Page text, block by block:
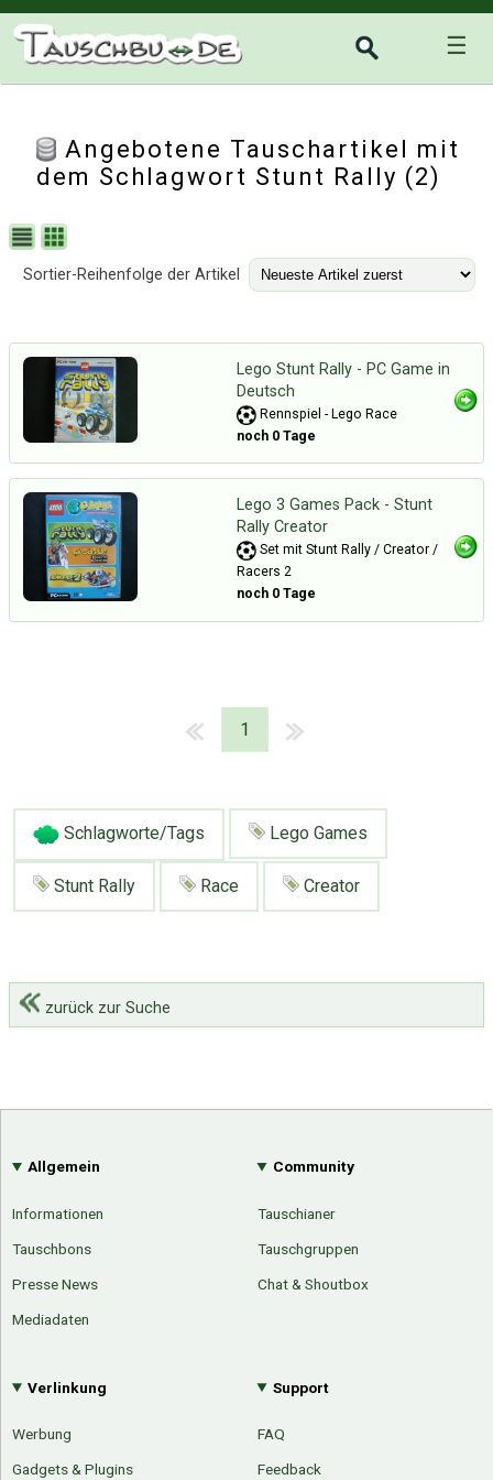
☰
Angebotene Tauschartikel mit
dem Schlagwort Stunt Rally (2)
Sortier-Reihenfolge der Artikel
Lego Stunt Rally - PC Game in
Deutsch
Rennspiel - Lego Race
noch 0 Tage
Lego 3 Games Pack - Stunt
Rally Creator
Set mit Stunt Rally / Creator /
Racers 2
noch 0 Tage
1
Schlagworte/Tags Lego Games
Stunt Rally Race Creator
zurück zur Suche
Allgemein
Informationen
Tauschbons
Presse News
Mediadaten
Community
Tauschianer
Tauschgruppen
Chat & Shoutbox
Verlinkung
Werbung
Gadgets & Plugins
Support
FAQ
Feedback